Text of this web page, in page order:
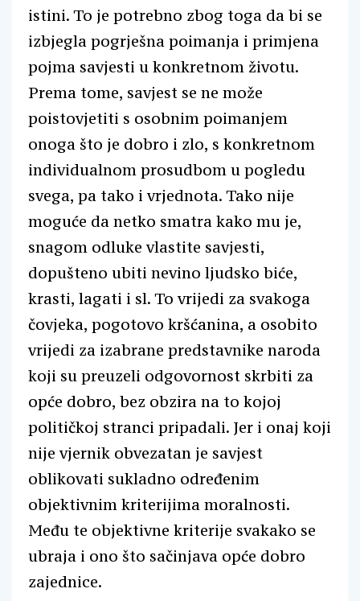
istini. To je potrebno zbog toga da bi se
izbjegla pogrješna poimanja i primjena
pojma savjesti u konkretnom životu.
Prema tome, savjest se ne može
poistovjetiti s osobnim poimanjem
onoga što je dobro i zlo, s konkretnom
individualnom prosudbom u pogledu
svega, pa tako i vrjednota. Tako nije
moguće da netko smatra kako mu je,
snagom odluke vlastite savjesti,
dopušteno ubiti nevino ljudsko biće,
krasti, lagati i sl. To vrijedi za svakoga
čovjeka, pogotovo kršćanina, a osobito
vrijedi za izabrane predstavnike naroda
koji su preuzeli odgovornost skrbiti za
opće dobro, bez obzira na to kojoj
političkoj stranci pripadali. Jer i onaj koji
nije vjernik obvezatan je savjest
oblikovati sukladno određenim
objektivnim kriterijima moralnosti.
Među te objektivne kriterije svakako se
ubraja i ono što sačinjava opće dobro
zajednice.